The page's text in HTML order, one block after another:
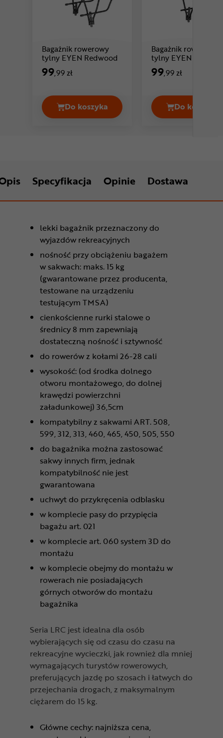
Bagażnik rowerowy
tylny EYEN Redwood Cena: 99 ,99 zł
99,99 zł
Do koszyka
Bagażnik rowerowy tylny EYEN
Bagażnik rowerowy
tylny EYEN Cedar
99,99 zł
Do koszyka
Specyfikacja Opinie Dostawa
lekki bagażnik przeznaczony do
wyjazdów rekreacyjnych
nośność przy obciążeniu bagażem
w sakwach: maks. 15 kg
(gwarantowane przez producenta,
testowane na urządzeniu
testującym TMSA)
cienkościenne rurki stalowe o
średnicy 8 mm zapewniają
dostateczną nośność i sztywność
do rowerów z kołami 26-28 cali
wysokość: (od środka dolnego
otworu montażowego, do dolnej
krawędzi powierzchni
załadunkowej) 36,5cm
kompatybilny z sakwami ART. 508,
599, 312, 313, 460, 465, 450, 505, 550
do bagażnika można zastosować
sakwy innych firm, jednak
kompatybilność nie jest
gwarantowana
uchwyt do przykręcenia odblasku
w komplecie pasy do przypięcia
bagażu art. 021
w komplecie art. 060 system 3D do
montażu
w komplecie obejmy do montażu w
rowerach nie posiadających
górnych otworów do montażu
bagażnika
Seria LRC jest idealna dla osób
wybierających się od czasu do czasu na
rekreacyjne wycieczki, jak rownież dla mniej
wymagających turystów rowerowych,
preferujących jazdę po szosach i łatwych do
przejechania drogach, z maksymalnym
ciężarem do 15 kg.
Główne cechy: najniższa cena,